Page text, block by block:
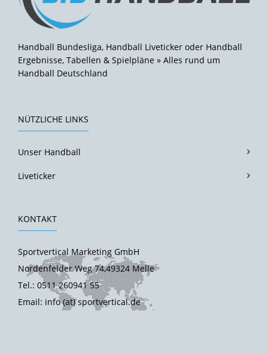
Handball Bundesliga, Handball Liveticker oder Handball
Ergebnisse, Tabellen & Spielpläne » Alles rund um
Handball Deutschland
NÜTZLICHE LINKS
Unser Handball
Liveticker
KONTAKT
Sportvertical Marketing GmbH
Nordenfelder Weg 74,49324 Melle
Tel.: 0511 260941 55
Email: info (at) sportvertical.de